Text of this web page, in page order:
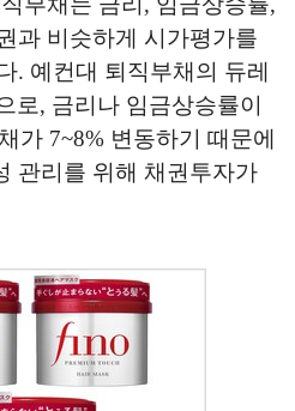
과 비슷하게 시가평가를
. 예컨대 퇴직부채의 듀레
로, 금리나 임금상승률이
가 7~8% 변동하기 때문에
관리를 위해 채권투자가